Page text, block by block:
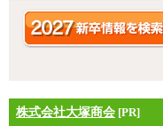
株式会社大塚商会 [PR]